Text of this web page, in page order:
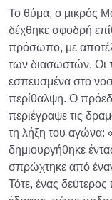
Το θύμα, ο μικρός
δέχθηκε σφοδρή
πρόσωπο, με
των διασωστών. Οι
εσπευσμένα στο
περίθαλψη. Ο
περιέγραψε τις
τη λήξη του αγώνα:
δημιουργήθηκε
σπρώχτηκε από
Τότε, ένας δεύτερος